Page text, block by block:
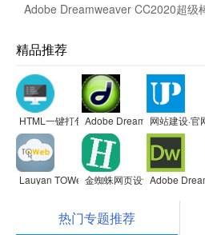
Adobe Dreamweaver CC2020超级
精品推荐
HTML一键打包工具Adobe Dreamweaver
网站建设·
Lauyan TOWeb金蜘蛛网页设计器Adobe
热门专题推荐